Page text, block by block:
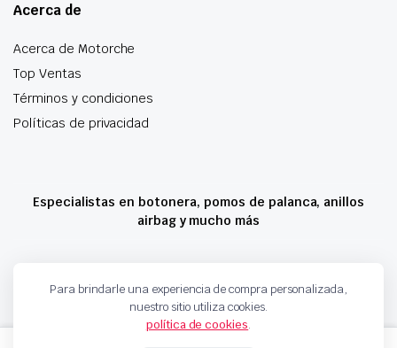
Acerca de
Acerca de Motorche
Top Ventas
Términos y condiciones
Políticas de privacidad
Especialistas en botonera, pomos de palanca, anillos
airbag y mucho más
Copyright 2024 © Motorche Autoparts. Todos los derechos reservados
Para brindarle una experiencia de compra personalizada,
nuestro sitio utiliza cookies.
política de cookies.